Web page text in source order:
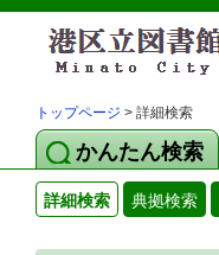
トップページ > 詳細検索
かんたん検索
詳細検索 典拠検索